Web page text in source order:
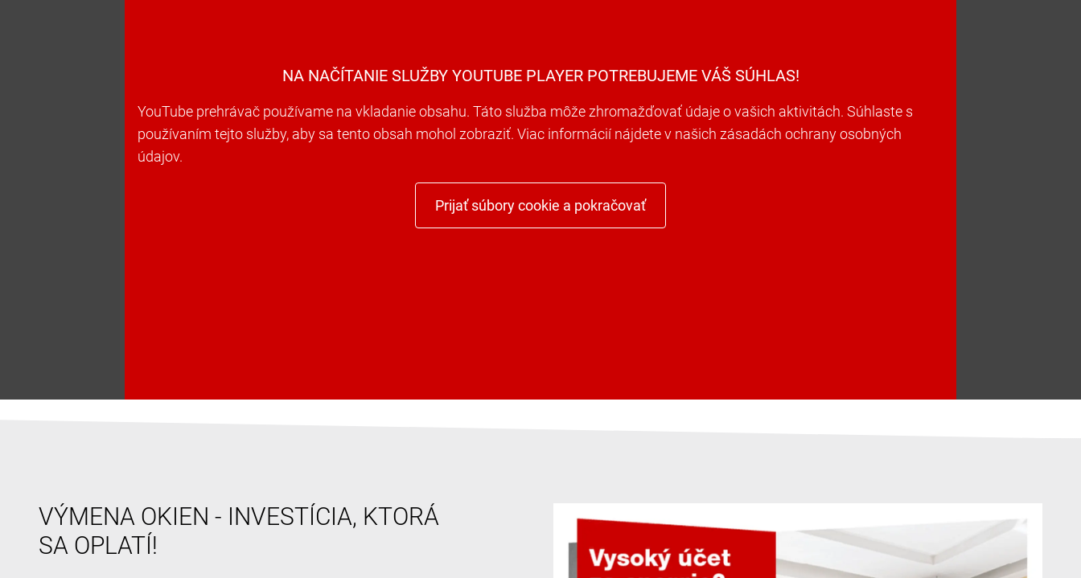
NA NAČÍTANIE SLUŽBY YOUTUBE PLAYER POTREBUJEME VÁŠ SÚHLAS!
YouTube prehrávač používame na vkladanie obsahu. Táto služba môže zhromažďovať údaje o vašich aktivitách. Súhlaste s
používaním tejto služby, aby sa tento obsah mohol zobraziť. Viac informácií nájdete v našich zásadách ochrany osobných
údajov.
Prijať súbory cookie a pokračovať
VÝMENA OKIEN - INVESTÍCIA, KTORÁ
SA OPLATÍ!